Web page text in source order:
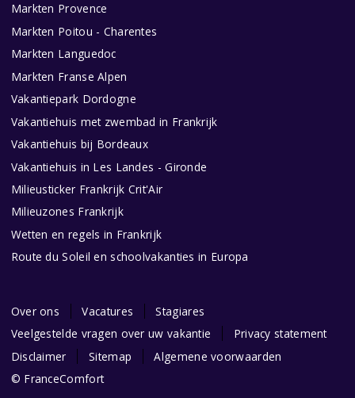
Markten Provence
Markten Poitou - Charentes
Markten Languedoc
Markten Franse Alpen
Vakantiepark Dordogne
Vakantiehuis met zwembad in Frankrijk
Vakantiehuis bij Bordeaux
Vakantiehuis in Les Landes - Gironde
Milieusticker Frankrijk Crit'Air
Milieuzones Frankrijk
Wetten en regels in Frankrijk
Route du Soleil en schoolvakanties in Europa
Over ons Vacatures
Stagiares
Veelgestelde vragen over uw vakantie
Privacy statement
Disclaimer
Sitemap
Algemene voorwaarden
© FranceComfort